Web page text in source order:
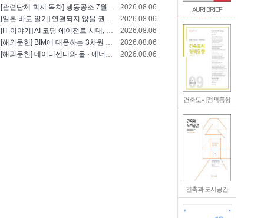
AURI BRIEF
건축도시정책동향
건축과 도시공간
[관련단체 회지 목차] 냉동공조 7월호(한국냉..
2026.08.06
[일본 바로 알기] 연결되지 않을 권리를 찾는..
2026.08.06
[IT 이야기] AI 코딩 에이전트 시대, 엔..
2026.08.06
[해외문헌] BIM에 대응하는 3차원 건축 설..
2026.08.06
[해외문헌] 데이터센터와 물 · 에너지의 통합..
2026.08.06